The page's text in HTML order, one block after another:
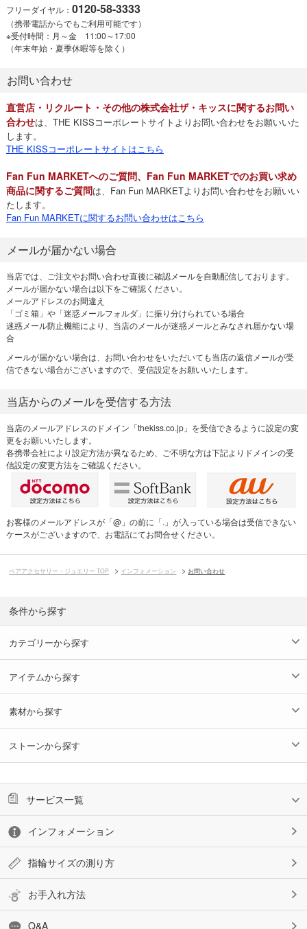
フリーダイヤル： 0120-58-3333
（携帯電話からでもご利用可能です）
※受付時間：月～金 11:00～17:00
（年末年始・夏季休暇等を除く）
お問い合わせ
直営店・リクルート・その他の株式会社ザ・キッスに関するお問い
合わせは、THE KISSコーポレートサイトよりお問い合わせをお願いいた
します。
THE KISSコーポレートサイトはこちら
Fan Fun MARKETへのご質問、Fan Fun MARKETでのお買い求め
商品に関するご質問は、Fan Fun MARKETよりお問い合わせをお願いい
たします。
Fan Fun MARKETに関するお問い合わせはこちら
メールが届かない場合
当店では、ご注文やお問い合わせ直後に確認メールを自動配信しております。
メールが届かない場合は以下をご確認ください。
メールアドレスのお間違え
「ゴミ箱」や「迷惑メールフォルダ」に振り分けられている場合
迷惑メール防止機能により、当店のメールが迷惑メールとみなされ届かない場
合
メールが届かない場合は、お問い合わせをいただいても当店の返信メールが受
信できない場合がございますので、受信設定をお願いいたします。
当店からのメールを受信する方法
当店のメールアドレスのドメイン「thekiss.co.jp」を受信できるように設定の変
更をお願いいたします。
各携帯会社により設定方法が異なるため、ご不明な方は下記よりドメインの受
信設定の変更方法をご確認ください。
お客様のメールアドレスが「@」の前に「.」が入っている場合は受信できない
ケースがございますので、お電話にてお問合せください。
ペアアクセサリー・ジュエリー TOP インフォメーション お問い合わせ
条件から探す
カテゴリーから探す
アイテムから探す
素材から探す
ストーンから探す
サービス一覧
インフォメーション
指輪サイズの測り方
お手入れ方法
Q&A